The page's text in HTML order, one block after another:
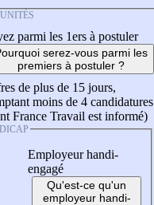
parmi les 1ers à postuler
serez-vous parmi les
premiers à postuler ?
de plus de 15 jours,
moins de 4 candidatures
France Travail est informé)
Employeur handi-
engagé
Qu'est-ce qu'un
employeur handi-